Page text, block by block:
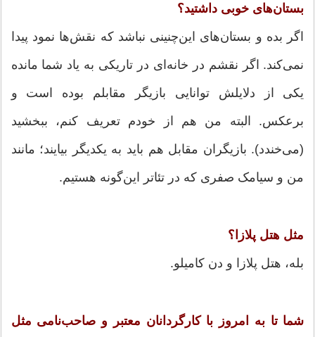
بستان‌های خوبی داشتید؟
اگر بده و بستان‌های این‌چنینی نباشد که نقش‌ها نمود پیدا
نمی‌کند. اگر نقشم در خانه‌ای در تاریکی به یاد شما مانده
یکی از دلایلش توانایی بازیگر مقابلم بوده است و
برعکس. البته من هم از خودم تعریف کنم، ببخشید
(می‌خندد). بازیگران مقابل هم باید به یکدیگر بیایند؛ مانند
من و سیامک صفری که در تئاتر این‌گونه هستیم.
مثل هتل پلازا؟
بله، هتل پلازا و دن کامیلو.
شما تا به امروز با کارگردانان معتبر و صاحب‌نامی مثل